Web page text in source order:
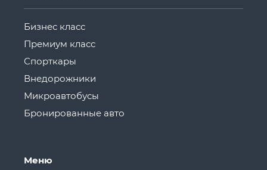
Бизнес класс
Премиум класс
Спорткары
Внедорожники
Микроавтобусы
Бронированные авто
Меню